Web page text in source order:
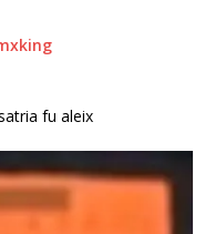
fu aleix